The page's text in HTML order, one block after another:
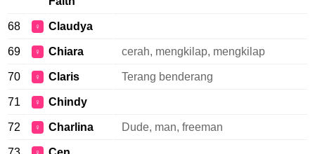
68 ♀ Claudya
69 ♀ Chiara cerah, mengkilap, mengkilap
70 ♀ Claris Terang benderang
71 ♀ Chindy
72 ♀ Charlina Dude, man, freeman